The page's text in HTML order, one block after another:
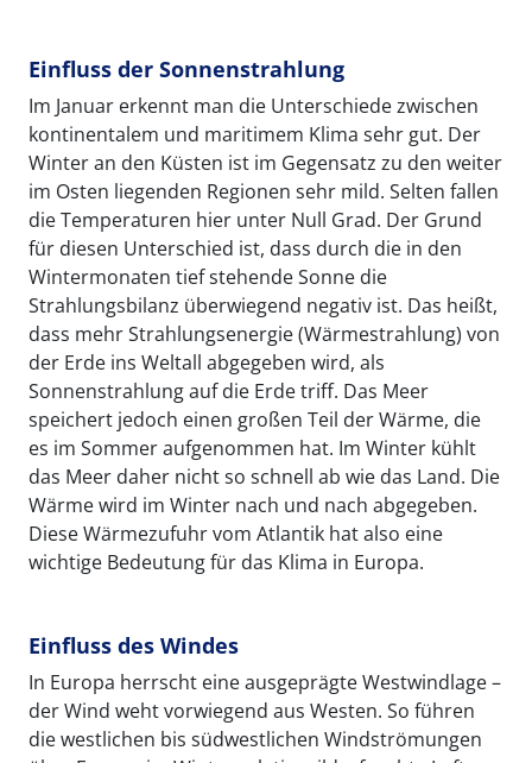
Einfluss der Sonnenstrahlung
Im Januar erkennt man die Unterschiede zwischen
kontinentalem und maritimem Klima sehr gut. Der
Winter an den Küsten ist im Gegensatz zu den weiter
im Osten liegenden Regionen sehr mild. Selten fallen
die Temperaturen hier unter Null Grad. Der Grund
für diesen Unterschied ist, dass durch die in den
Wintermonaten tief stehende Sonne die
Strahlungsbilanz überwiegend negativ ist. Das heißt,
dass mehr Strahlungsenergie (Wärmestrahlung) von
der Erde ins Weltall abgegeben wird, als
Sonnenstrahlung auf die Erde triff. Das Meer
speichert jedoch einen großen Teil der Wärme, die
es im Sommer aufgenommen hat. Im Winter kühlt
das Meer daher nicht so schnell ab wie das Land. Die
Wärme wird im Winter nach und nach abgegeben.
Diese Wärmezufuhr vom Atlantik hat also eine
wichtige Bedeutung für das Klima in Europa.
Einfluss des Windes
In Europa herrscht eine ausgeprägte Westwindlage –
der Wind weht vorwiegend aus Westen. So führen
die westlichen bis südwestlichen Windströmungen